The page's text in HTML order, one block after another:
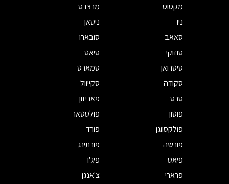
מקסוס
מרצדס
ניו
ניסאן
סאאב
סובארו
סוזוקי
סיאט
סיטרואן
סמארט
סקודה
סקייוול
סרס
פאריזון
פוטון
פולסטאר
פולקסווגן
פורד
פורשה
פורתינג
פיאט
פיג'ו
פרארי
צ'אנגן